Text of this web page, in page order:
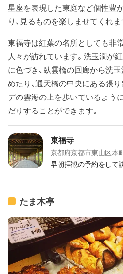
星座を表現した東庭など個性豊
り、見るものを楽しませてくれま
東福寺は紅葉の名所としても非
人々が訪れています。洗玉澗が
に色づき、臥雲橋の回廊から洗
めたり、通天橋の中央にある張
デの雲海の上を歩いているよう
だりすることができます。
東福寺
京都府京都市東山区本
早朝拝観の予約をして
たま木亭